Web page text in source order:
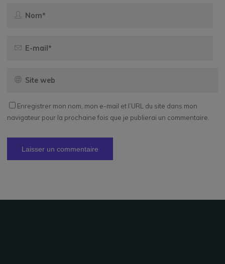
Enregistrer mon nom, mon e-mail et l’URL du site dans mon
navigateur pour la prochaine fois que je publierai un commentaire.